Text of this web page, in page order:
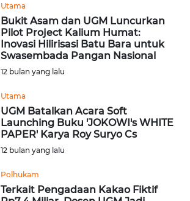
Utama
Bukit Asam dan UGM Luncurkan
Pilot Project Kalium Humat:
Inovasi Hilirisasi Batu Bara untuk
Swasembada Pangan Nasional
12 bulan yang lalu
Utama
UGM Batalkan Acara Soft
Launching Buku 'JOKOWI's WHITE
PAPER' Karya Roy Suryo Cs
12 bulan yang lalu
Polhukam
Terkait Pengadaan Kakao Fiktif